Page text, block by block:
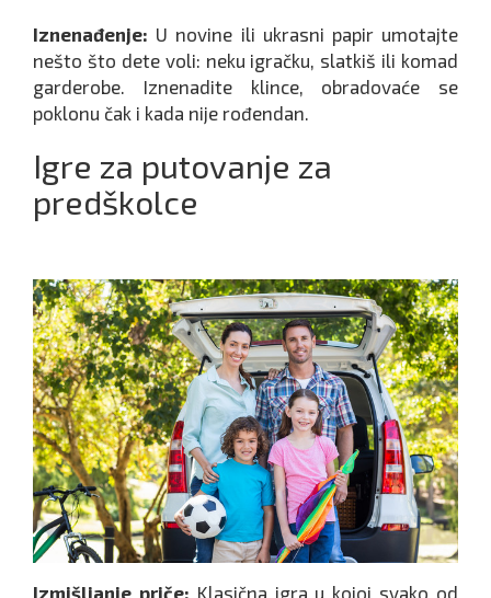
Iznenađenje: U novine ili ukrasni papir umotajte
nešto što dete voli: neku igračku, slatkiš ili komad
garderobe. Iznenadite klince, obradovaće se
poklonu čak i kada nije rođendan.
Igre za putovanje za
predškolce
Izmišljanje priče: Klasična igra u kojoj svako od